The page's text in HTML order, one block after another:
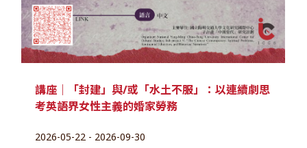
講座｜「封建」與/或「水土不服」：以連續劇思
考英語界女性主義的婚家勞務
2026-05-22 - 2026-09-30